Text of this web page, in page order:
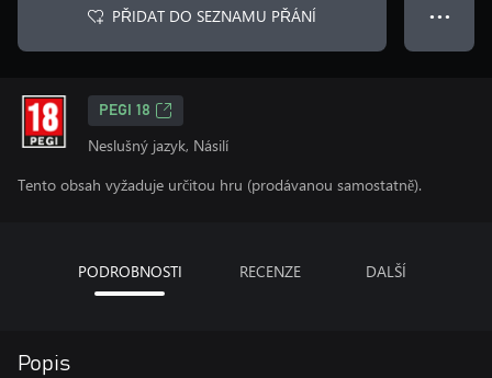
PŘIDAT DO SEZNAMU PŘÁNÍ ● ● ●
PEGI 18
Neslušný jazyk, Násilí
Tento obsah vyžaduje určitou hru (prodávanou samostatně).
PODROBNOSTI RECENZE DALŠÍ
Popis